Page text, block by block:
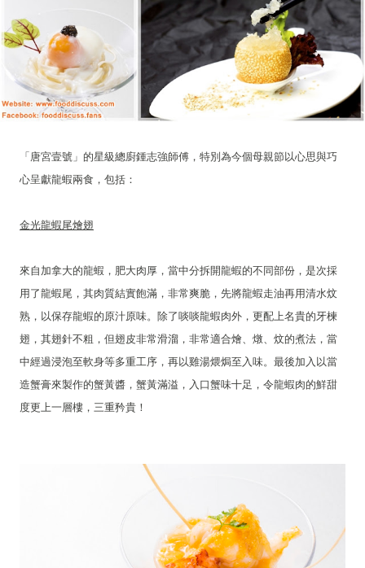
「唐宮壹號」的星級總廚鍾志強師傅，特別為今個母親節以心思與巧
心呈獻龍蝦兩食，包括：
金光龍蝦尾燴翅
來自加拿大的龍蝦，肥大肉厚，當中分拆開龍蝦的不同部份，是次採
用了龍蝦尾，其肉質結實飽滿，非常爽脆，先將龍蝦走油再用清水炆
熟，以保存龍蝦的原汁原味。除了啖啖龍蝦肉外，更配上名貴的牙楝
翅，其翅針不粗，但翅皮非常滑溜，非常適合燴、燉、炆的煮法，當
中經過浸泡至軟身等多重工序，再以雞湯煨焗至入味。最後加入以當
造蟹膏來製作的蟹黃醬，蟹黃滿溢，入口蟹味十足，令龍蝦肉的鮮甜
度更上一層樓，三重矜貴！